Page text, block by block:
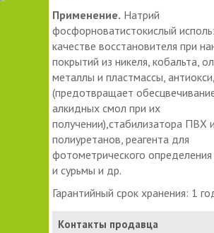
Применение. Натрий
фосфорноватистокислый
качестве восстановителя при
покрытий из никеля, кобальта,
металлы и пластмассы,
(предотвращает
алкидных смол при их
получении),стабилизатора ПВХ и
полиуретанов, реагента для
фотометрического
и сурьмы и др.
Гарантийный срок хранения: 1
Контакты продавца